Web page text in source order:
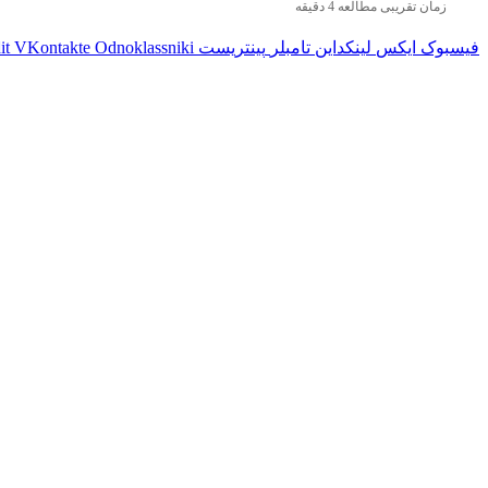
زمان تقریبی مطالعه 4 دقیقه
فیسبوک ایکس لینکداین تامبلر پینتریست VKontakte Odnoklassniki